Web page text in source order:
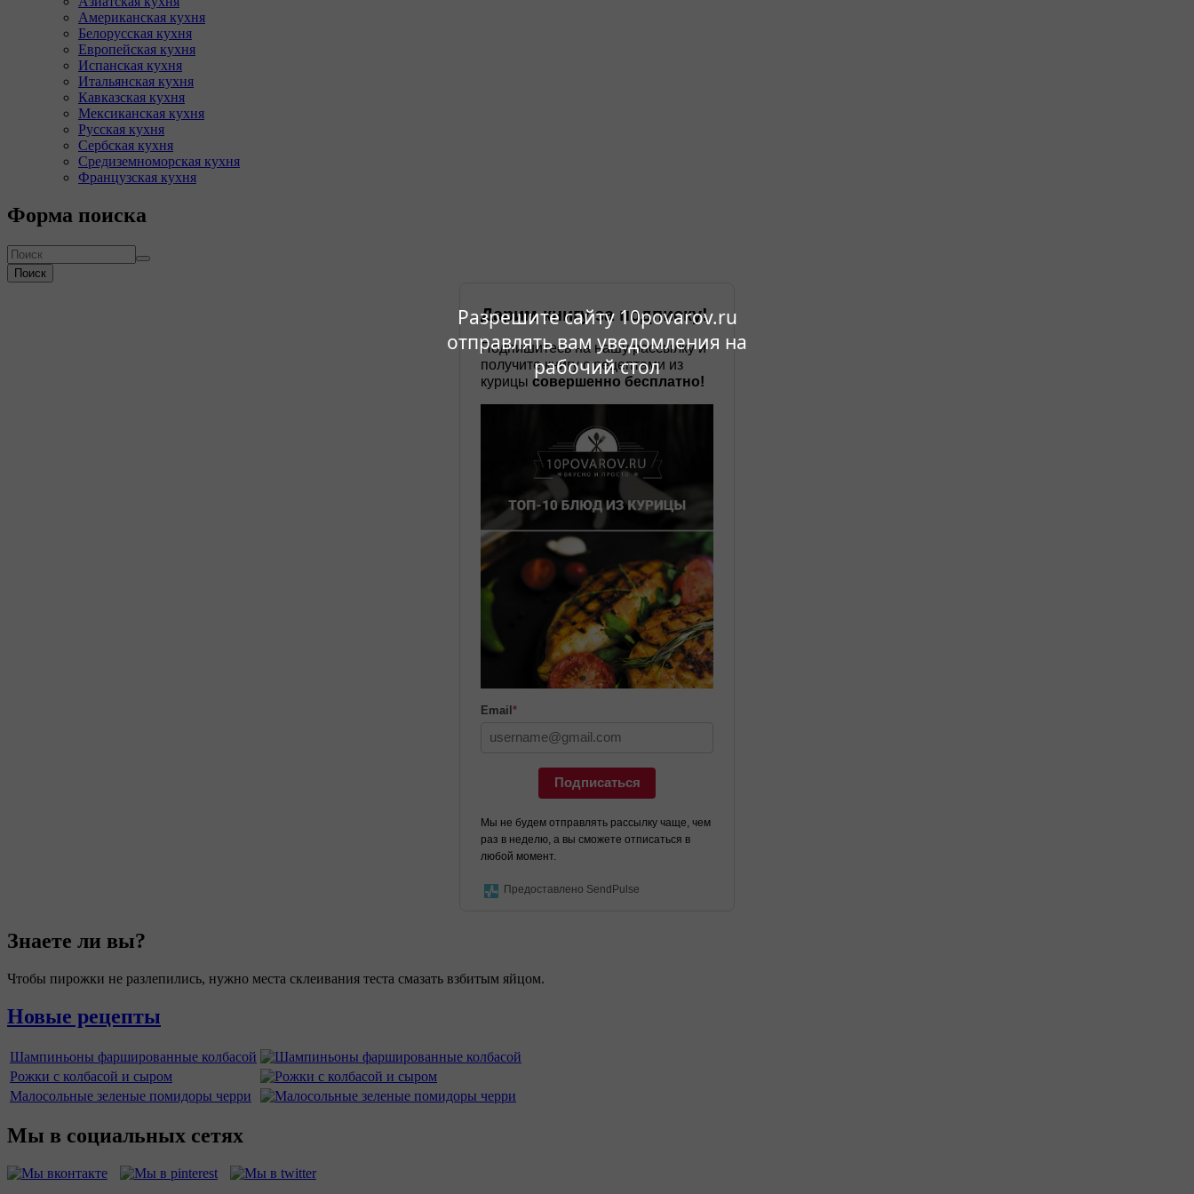
Разрешите сайту 10povarov.ru
отправлять вам уведомления на
рабочий стол
Американская кухня
Белорусская кухня
Европейская кухня
Испанская кухня
Итальянская кухня
Кавказская кухня
Мексиканская кухня
Русская кухня
Сербская кухня
Средиземноморская кухня
Французская кухня
Форма поиска
Поиск
Дарим книгу за подписку!
Подпишитесь на нашу рассылку и
получите книгу с рецептами из
курицы совершенно бесплатно!
Email *
Подписаться
Мы не будем отправлять рассылку чаще, чем
раз в неделю, а вы сможете отписаться в
любой момент.
Предоставлено SendPulse
Знаете ли вы?
Чтобы пирожки не разлепились, нужно места склеивания теста смазать взбитым яйцом.
Новые рецепты
Шампиньоны фаршированные колбасой
Рожки с колбасой и сыром
Малосольные зеленые помидоры черри
Мы в социальных сетях